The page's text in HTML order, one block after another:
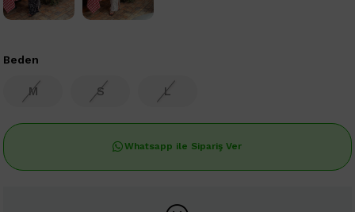
Beden
M S L
Whatsapp ile Sipariş Ver